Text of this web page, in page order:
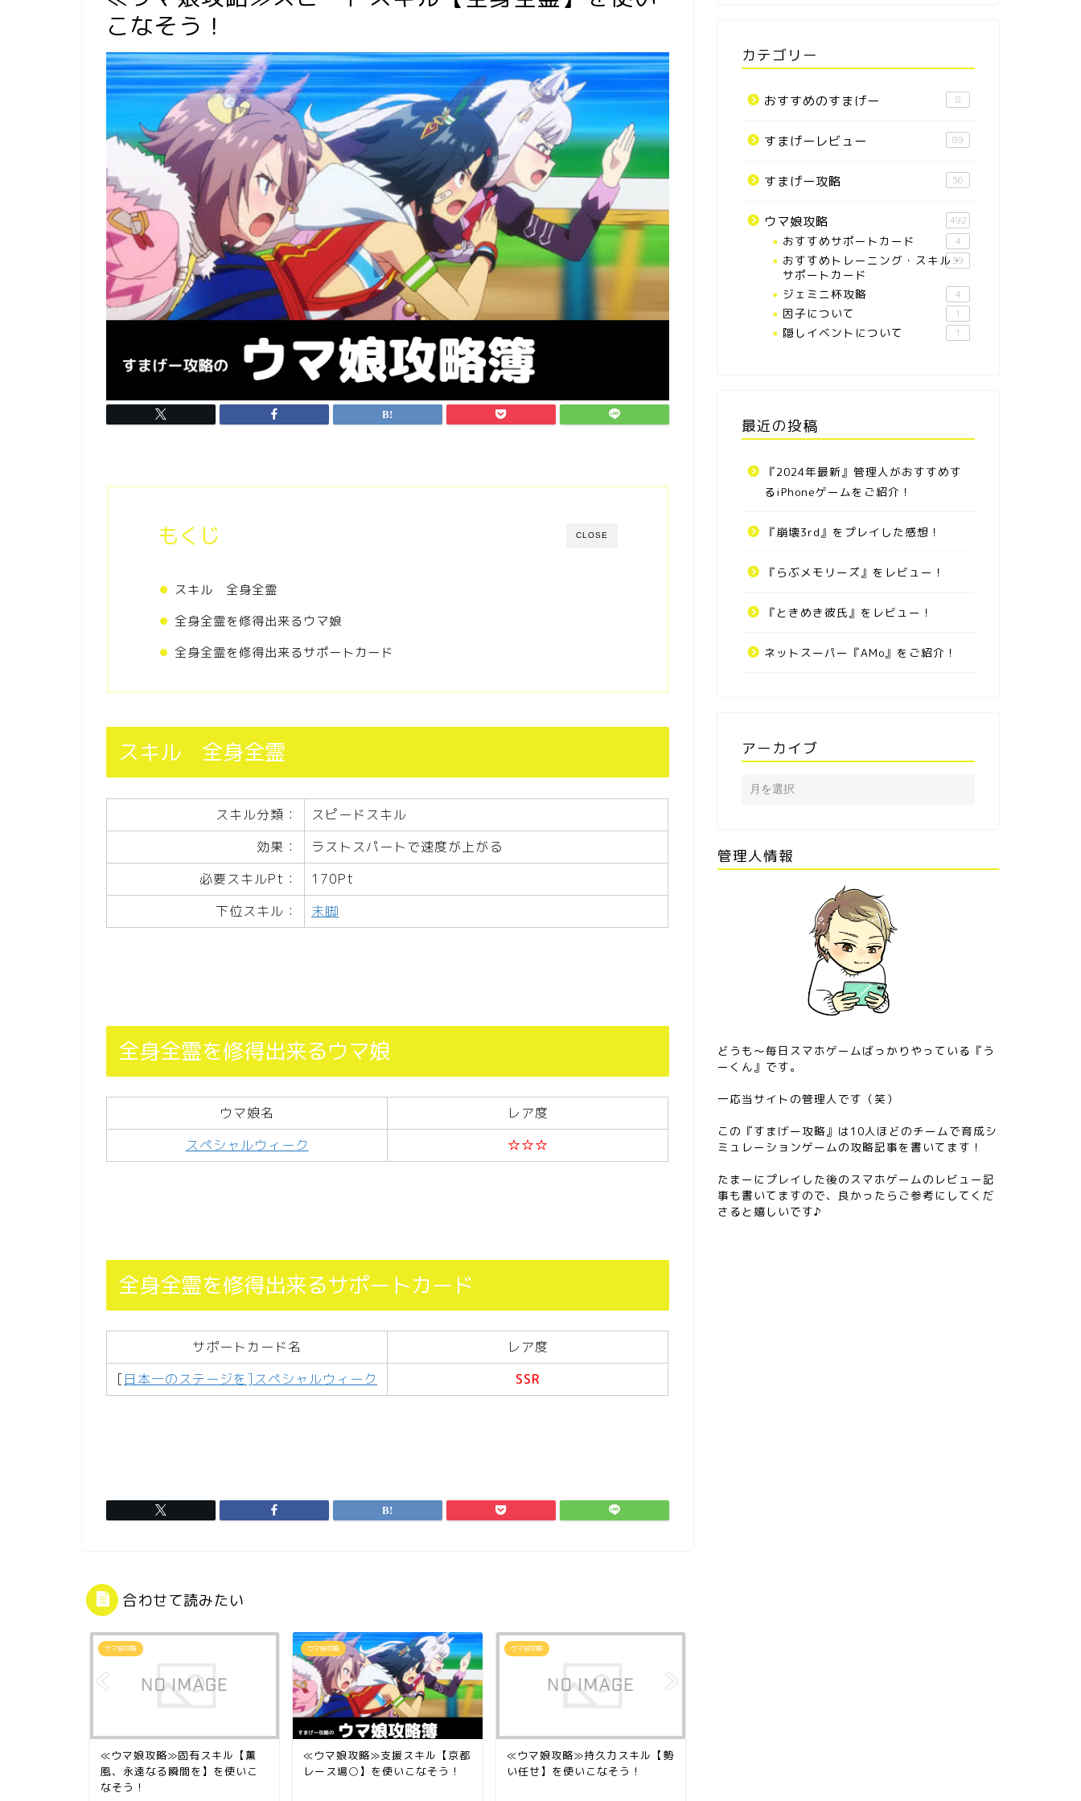
こなそう！
CLOSE
もくじ
スキル 全身全霊
全身全霊を修得出来るウマ娘
全身全霊を修得出来るサポートカード
スキル 全身全霊
スキル分類：
スピードスキル
効果：
ラストスパートで速度が上がる
必要スキルPt：
170Pt
下位スキル：
末脚
全身全霊を修得出来るウマ娘
ウマ娘名
レア度
スペシャルウィーク
☆☆☆
全身全霊を修得出来るサポートカード
サポートカード名
レア度
[ 日本一のステージを]スペシャルウィーク SSR
合わせて読みたい
ウマ娘攻略
≪ウマ娘攻略≫固有スキル【薫
風、永遠なる瞬間を】を使いこ
なそう！
ウマ娘攻略
≪ウマ娘攻略≫支援スキル【京都
レース場○】を使いこなそう！
ウマ娘攻略
≪ウマ娘攻略≫持久力スキル【勢
い任せ】を使いこなそう！
カテゴリー
おすすめのすまげー 8
すまげーレビュー 89
すまげー攻略 56
ウマ娘攻略 492
おすすめサポートカード 4
おすすめトレーニング・スキル・
サポートカード
39
ジェミニ杯攻略 4
因子について 1
隠しイベントについて 1
最近の投稿
『2024年最新』管理人がおすすめす
るiPhoneゲームをご紹介！
『崩壊3rd』をプレイした感想！
『らぶメモリーズ』をレビュー！
『ときめき彼氏』をレビュー！
ネットスーパー『AMo』をご紹介！
アーカイブ
管理人情報
どうも〜毎日スマホゲームばっかりやっている『う
ーくん』です。
一応当サイトの管理人です（笑）
この『すまげー攻略』は10人ほどのチームで育成シ
ミュレーションゲームの攻略記事を書いてます！
たまーにプレイした後のスマホゲームのレビュー記
事も書いてますので、良かったらご参考にしてくだ
さると嬉しいです♪